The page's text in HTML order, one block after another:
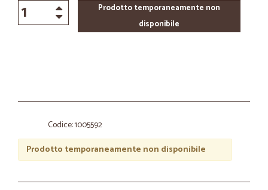
Prodotto temporaneamente non
disponibile
Codice: 1005592
Prodotto temporaneamente non disponibile